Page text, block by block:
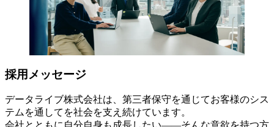
採用メッセージ
データライブ株式会社は、第三者保守を通じてお客様のシス
テムを通してを社会を支え続けています。